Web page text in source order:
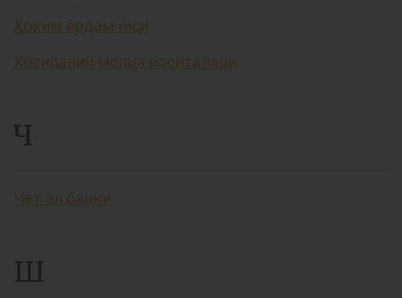
Ҳоким ёрдамчиси
Ҳосилавий молия воситалари
Ч
Чет эл банки
Ш